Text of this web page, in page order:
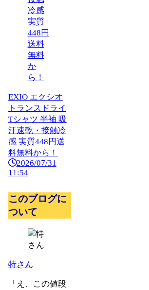
EXIO エクシオ
トランスドライ
Tシャツ 半袖 吸
汗速乾・接触冷
感 実質448円送
料無料から！
2026/07/31
11:54
このブログに
ついて
特さん
「え、この値段